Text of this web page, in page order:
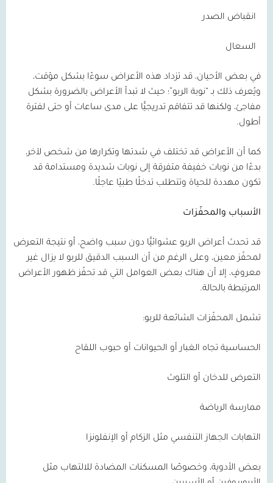
انقباض الصدر
السعال
في بعض الأحيان، قد تزداد هذه الأعراض سوءًا بشكل مؤقت،
ويُعرف ذلك بـ “نوبة الربو”؛ حيث لا تبدأ الأعراض بالضرورة بشكل
مفاجئ، ولكنها قد تتفاقم تدريجيًّا على مدى ساعات أو حتى لفترة
أطول.
كما أن الأعراض قد تختلف في شدتها وتكرارها من شخص لآخر،
بدءًا من نوبات خفيفة متفرقة إلى نوبات شديدة ومستدامة قد
تكون مهددة للحياة وتتطلب تدخلًا طبيًا عاجلًا.
الأسباب والمحفّزات
قد تحدث أعراض الربو عشوائيًّا دون سبب واضح، أو نتيجة التعرض
لمحفّز معين، وعلى الرغم من أن السبب الدقيق للربو لا يزال غير
معروفٍ، إلا أن هناك بعض العوامل التي قد تحفّز ظهور الأعراض
المرتبطة بالحالة.
تشمل المحفّزات الشائعة للربو:
الحساسية تجاه الغبار أو الحيوانات أو حبوب اللقاح
التعرض للدخان أو التلوث
ممارسة الرياضة
التهابات الجهاز التنفسي مثل الزكام أو الإنفلونزا
بعض الأدوية، وخصوصًا المسكنات المضادة للالتهاب مثل